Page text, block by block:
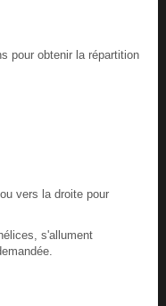
pour obtenir la répartition
vers la droite pour
s'allument